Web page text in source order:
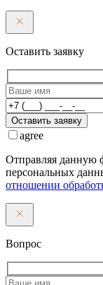
Оставить заявку
Оставить заявку
agree
Отправляя данную
персональных
отношении
Вопрос